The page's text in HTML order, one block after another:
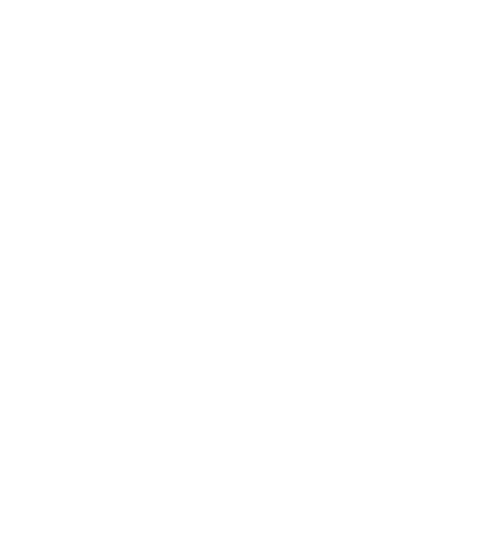
– медична сестра, лікар тощо.